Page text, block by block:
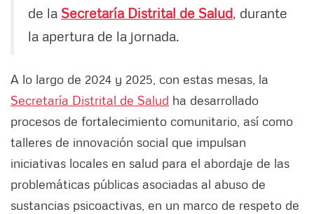
de la Secretaría Distrital de Salud, durante
la apertura de la jornada.
A lo largo de 2024 y 2025, con estas mesas, la
Secretaría Distrital de Salud ha desarrollado
procesos de fortalecimiento comunitario, así como
talleres de innovación social que impulsan
iniciativas locales en salud para el abordaje de las
problemáticas públicas asociadas al abuso de
sustancias psicoactivas, en un marco de respeto de